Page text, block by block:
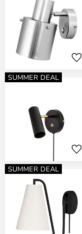
SUMMER DEAL
SUMMER DEAL